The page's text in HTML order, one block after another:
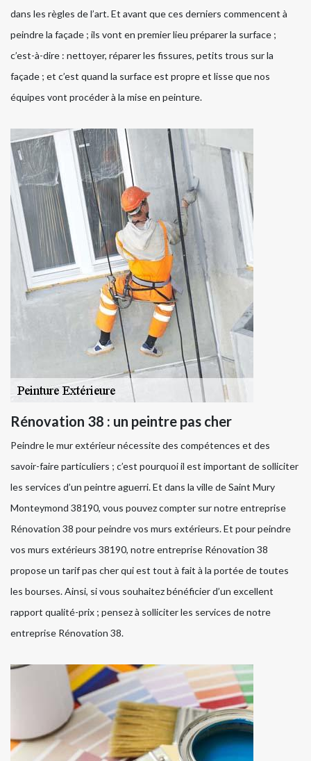
dans les règles de l’art. Et avant que ces derniers commencent à
peindre la façade ; ils vont en premier lieu préparer la surface ;
c’est-à-dire : nettoyer, réparer les fissures, petits trous sur la
façade ; et c’est quand la surface est propre et lisse que nos
équipes vont procéder à la mise en peinture.
Rénovation 38 : un peintre pas cher
Peindre le mur extérieur nécessite des compétences et des
savoir-faire particuliers ; c’est pourquoi il est important de solliciter
les services d’un peintre aguerri. Et dans la ville de Saint Mury
Monteymond 38190, vous pouvez compter sur notre entreprise
Rénovation 38 pour peindre vos murs extérieurs. Et pour peindre
vos murs extérieurs 38190, notre entreprise Rénovation 38
propose un tarif pas cher qui est tout à fait à la portée de toutes
les bourses. Ainsi, si vous souhaitez bénéficier d’un excellent
rapport qualité-prix ; pensez à solliciter les services de notre
entreprise Rénovation 38.